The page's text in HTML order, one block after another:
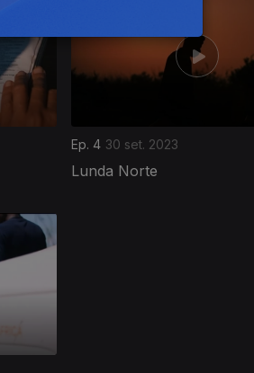
Ep. 4 30 set. 2023
Lunda Norte